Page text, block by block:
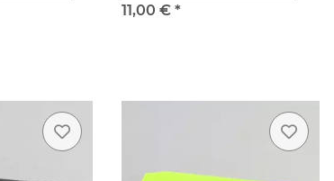
5mm root
11,00 € *